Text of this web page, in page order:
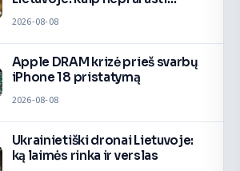
2026-08-08
Apple DRAM krizė prieš svarbų
iPhone 18 pristatymą
2026-08-08
Ukrainietiški dronai Lietuvoje:
ką laimės rinka ir verslas